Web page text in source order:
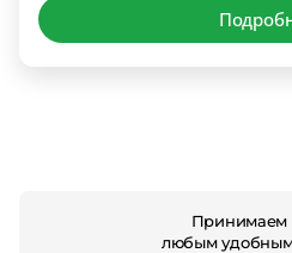
Принимаем
любым